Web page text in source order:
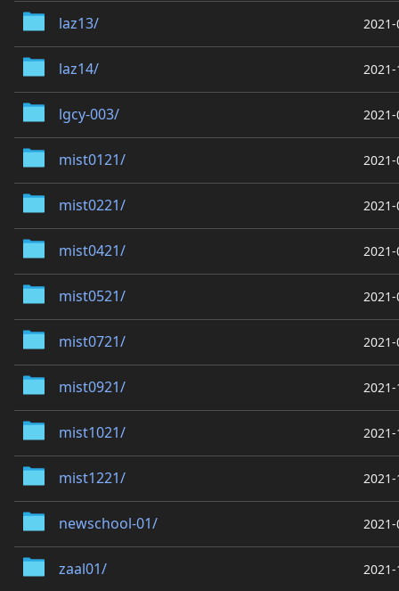
laz13/
laz14/
lgcy-003/
mist0121/
mist0221/
mist0421/
mist0521/
mist0721/
mist0921/
mist1021/
mist1221/
newschool-01/
zaal01/